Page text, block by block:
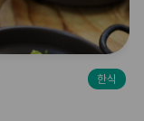
한식